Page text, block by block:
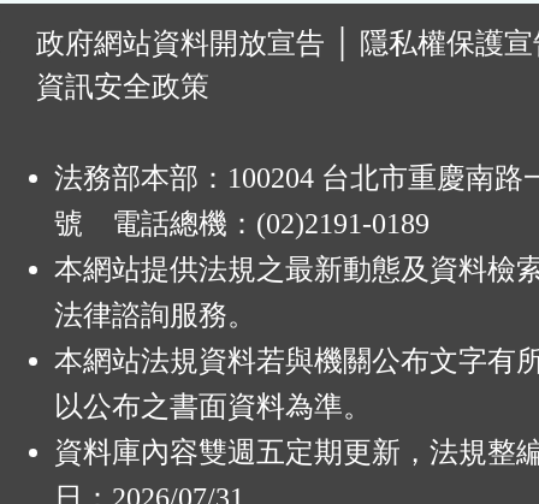
政府網站資料開放宣告
隱私權保護
資訊安全政策
法務部本部：100204 台北市重慶南路
號 電話總機：(02)2191-0189
本網站提供法規之最新動態及資料檢
法律諮詢服務。
本網站法規資料若與機關公布文字有
以公布之書面資料為準。
資料庫內容雙週五定期更新，法規整